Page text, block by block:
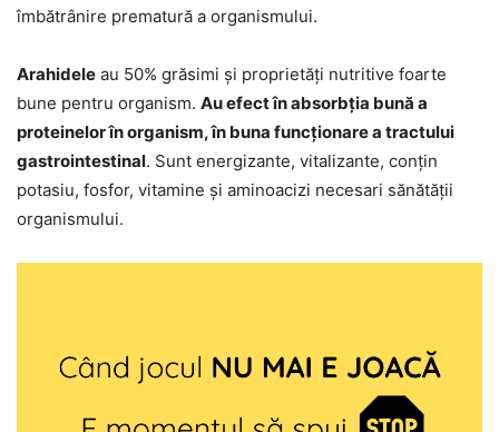
îmbătrânire prematură a organismului.
Arahidele au 50% grăsimi și proprietăți nutritive foarte
bune pentru organism. Au efect în absorbția bună a
proteinelor în organism, în buna funcționare a tractului
gastrointestinal. Sunt energizante, vitalizante, conțin
potasiu, fosfor, vitamine și aminoacizi necesari sănătății
organismului.